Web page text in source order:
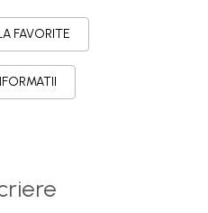
FAVORITE